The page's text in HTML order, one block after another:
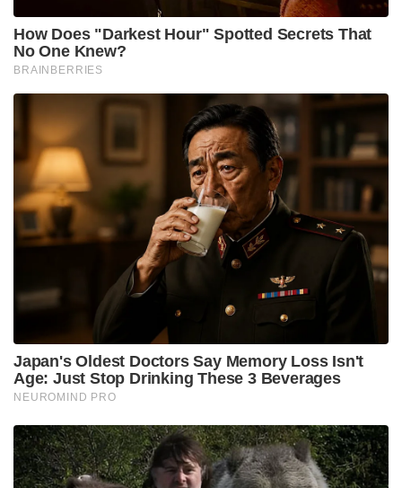
How Does "Darkest Hour" Spotted Secrets That
No One Knew?
BRAINBERRIES
Japan's Oldest Doctors Say Memory Loss Isn't
Age: Just Stop Drinking These 3 Beverages
NEUROMIND PRO